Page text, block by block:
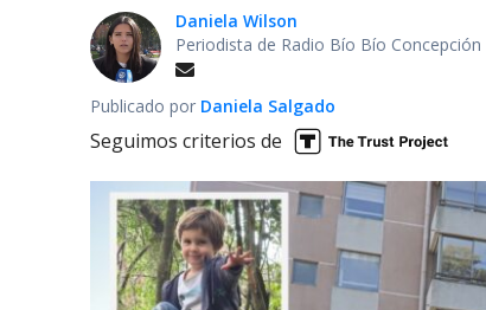
Daniela Wilson
Periodista de Radio Bío Bío Concepción
Publicado por Daniela Salgado
Seguimos criterios de